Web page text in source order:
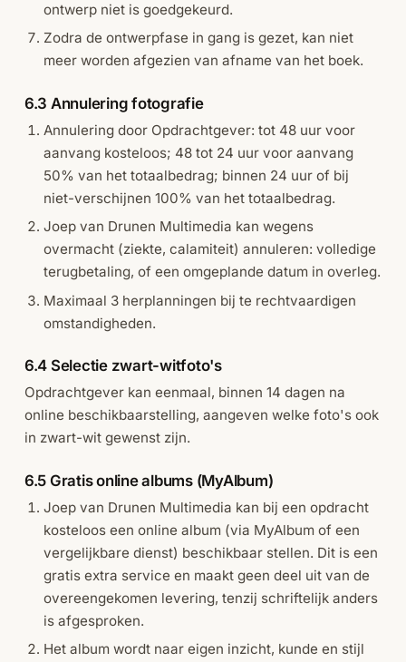
ontwerp niet is goedgekeurd.
Zodra de ontwerpfase in gang is gezet, kan niet
meer worden afgezien van afname van het boek.
6.3 Annulering fotografie
Annulering door Opdrachtgever: tot 48 uur voor
aanvang kosteloos; 48 tot 24 uur voor aanvang
50% van het totaalbedrag; binnen 24 uur of bij
niet-verschijnen 100% van het totaalbedrag.
Joep van Drunen Multimedia kan wegens
overmacht (ziekte, calamiteit) annuleren: volledige
terugbetaling, of een omgeplande datum in overleg.
Maximaal 3 herplanningen bij te rechtvaardigen
omstandigheden.
6.4 Selectie zwart-witfoto's
Opdrachtgever kan eenmaal, binnen 14 dagen na
online beschikbaarstelling, aangeven welke foto's ook
in zwart-wit gewenst zijn.
6.5 Gratis online albums (MyAlbum)
Joep van Drunen Multimedia kan bij een opdracht
kosteloos een online album (via MyAlbum of een
vergelijkbare dienst) beschikbaar stellen. Dit is een
gratis extra service en maakt geen deel uit van de
overeengekomen levering, tenzij schriftelijk anders
is afgesproken.
Het album wordt naar eigen inzicht, kunde en stijl